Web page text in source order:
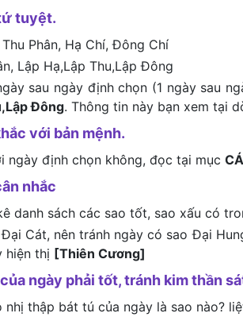
tuyệt.
Phân, Hạ Chí, Đông Chí
Lập Hạ,Lập Thu,Lập Đông
sau ngày định chọn (1 ngày sau
Đông. Thông tin này bạn xem tại
với bản mệnh.
ngày định chọn không, đọc tại mục
nhắc
danh sách các sao tốt, sao xấu có
Cát, nên tránh ngày có sao Đại
hiện thị [Thiên Cương]
ngày phải tốt, tránh kim thần
thập bát tú của ngày là sao nào?